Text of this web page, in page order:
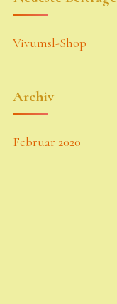
Vivumsl-Shop
Archiv
Februar 2020